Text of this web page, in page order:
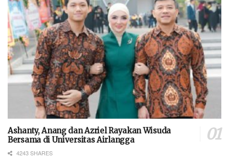
Ashanty, Anang dan Azriel Rayakan Wisuda
Bersama di Universitas Airlangga
4243 SHARES